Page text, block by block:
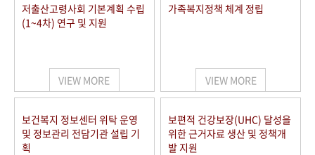
저출산고령사회 기본계획 수립
(1~4차) 연구 및 지원
VIEW MORE
가족복지정책 체계 정립
VIEW MORE
보건복지 정보센터 위탁 운영
및 정보관리 전담기관 설립 기
획
보편적 건강보장(UHC) 달성을
위한 근거자료 생산 및 정책개
발 지원